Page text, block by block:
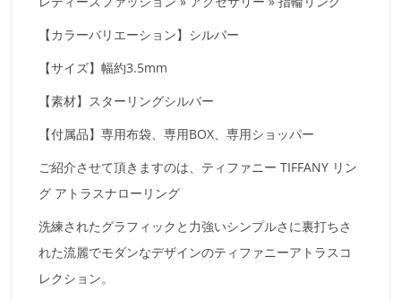
【カラーバリエーション】シルバー
【サイズ】幅約3.5mm
【素材】スターリングシルバー
【付属品】専用布袋、専用BOX、専用ショッパー
ご紹介させて頂きますのは、ティファニー TIFFANY リン
グ アトラスナローリング
洗練されたグラフィックと力強いシンプルさに裏打ちさ
れた流麗でモダンなデザインのティファニーアトラスコ
レクション。